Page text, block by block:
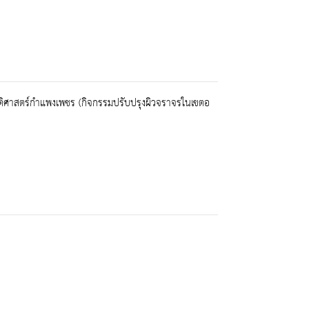
สตร์กำแพงเพชร (กิจกรรมปรับปรุงผิวจราจรในเขตอ